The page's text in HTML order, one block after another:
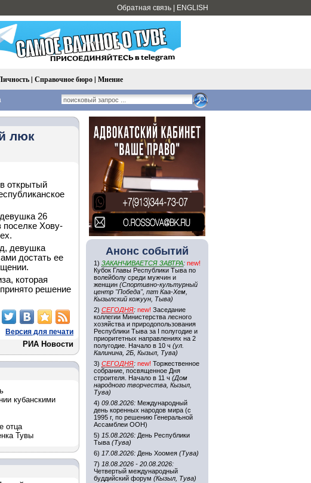
Обратная связь ENGLISH
| Справочное бюро| Мнение
люк
открытый
26
поселке Хову-
девушка
достать ее
которая
решение
Версия для печати
РИА Новости
кубанскими
отца
Тувы
Анонс событий
1) ЗАКАНЧИВАЕТСЯ ЗАВТРА: new!
Кубок Главы Республики Тыва по
волейболу среди мужчин и
женщин (Спортивно-культурный
центр "Победа", пгт Каа-Хем,
Кызылский кожуун, Тыва)
2) СЕГОДНЯ: new! Заседание
коллегии Министерства лесного
хозяйства и природопользования
Республики Тыва за I полугодие и
приоритетных направлениях на 2
полугодие. Начало в 10 ч (ул.
Калинина, 2Б, Кызыл, Тува)
3) СЕГОДНЯ: new! Торжественное
собрание, посвященное Дня
строителя. Начало в 11 ч (Дом
народного творчества, Кызыл,
Тува)
4) 09.08.2026: Международный
день коренных народов мира (с
1995 г, по решению Генеральной
Ассамблеи ООН)
5) 15.08.2026: День Республики
Тыва (Тува)
6) 17.08.2026: День Хоомея (Тува)
7) 18.08.2026 - 20.08.2026:
Четвертый международный
буддийский форум (Кызыл, Тува)